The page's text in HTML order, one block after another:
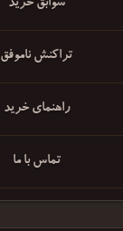
سوابق خرید
تراکنش ناموفق
راهنمای خرید
تماس با ما